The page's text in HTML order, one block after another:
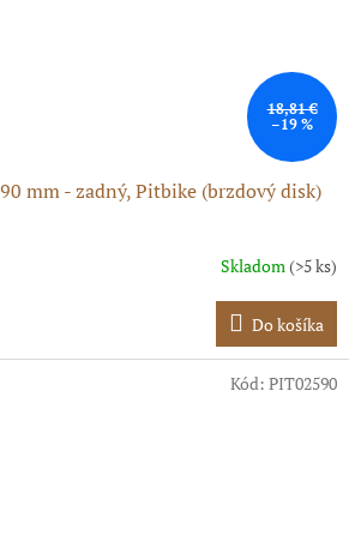
18,81 €
–19 %
mm - zadný, Pitbike (brzdový disk)
Skladom(>5 ks)
Do košíka
Kód: PIT02590